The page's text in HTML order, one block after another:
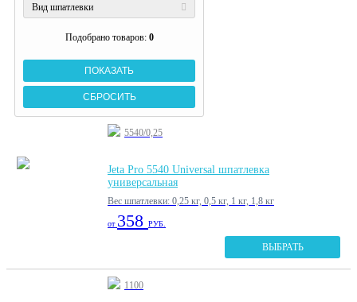
Вид шпатлевки
Подобрано товаров: 0
5540/0,25
Jeta Pro 5540 Universal шпатлевка
универсальная
Вес шпатлевки: 0,25 кг, 0,5 кг, 1 кг, 1,8 кг
от 358 РУБ.
ВЫБРАТЬ
1100